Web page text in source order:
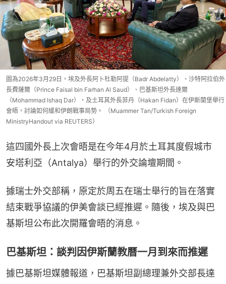
圖為2026年3月29日，埃及外長阿卜杜勒阿提（Badr Abdelatty）、沙特阿拉伯外
長費薩爾（Prince Faisal bin Farhan Al Saud）、巴基斯坦外長達爾
（Mohammad Ishaq Dar），及土耳其外長菲丹（Hakan Fidan）在伊斯蘭堡舉行
會晤，討論如何緩和伊朗戰事局勢。 （Muammer Tan/Turkish Foreign
MinistryHandout via REUTERS）
這四國外長上次會晤是在今年4月於土耳其度假城市
安塔利亞（Antalya）舉行的外交論壇期間。
據瑞士外交部稱，原定於周五在瑞士舉行的旨在落實
結束戰爭協議的伊美會談已經推遲。隨後，埃及與巴
基斯坦公布此次開羅會晤的消息。
巴基斯坦：談判因伊斯蘭教曆一月到來而推遲
據巴基斯坦媒體報道，巴基斯坦副總理兼外交部長達